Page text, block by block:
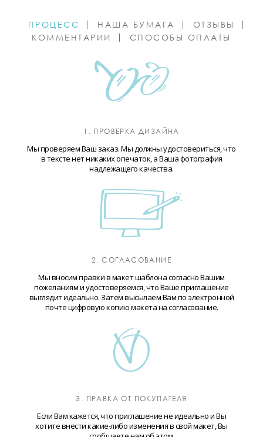
ПРОЦЕСС НАША БУМАГА
ОТЗЫВЫ
КОММЕНТАРИИ
СПОСОБЫ ОПЛАТЫ
1. ПРОВЕРКА ДИЗАЙНА
Мы проверяем Ваш заказ. Мы должны удостовериться, что
в тексте нет никаких опечаток, а Ваша фотография
надлежащего качества.
2. СОГЛАСОВАНИЕ
Мы вносим правки в макет шаблона согласно Вашим
пожеланиям и удостоверяемся, что Ваше приглашение
выглядит идеально. Затем высылаем Вам по электронной
почте цифровую копию макета на согласование.
3. ПРАВКА ОТ ПОКУПАТЕЛЯ
Если Вам кажется, что приглашение не идеально и Вы
хотите внести какие-либо изменения в свой макет, Вы